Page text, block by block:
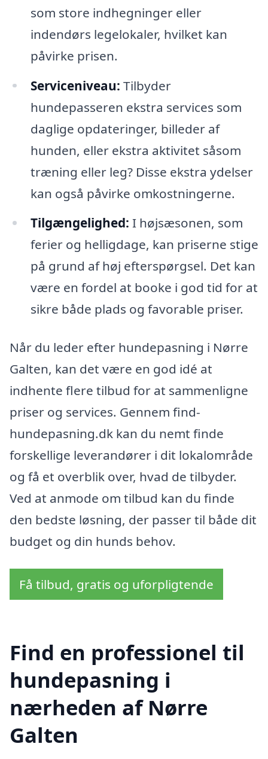
som store indhegninger eller
indendørs legelokaler, hvilket kan
påvirke prisen.
Serviceniveau: Tilbyder
hundepasseren ekstra services som
daglige opdateringer, billeder af
hunden, eller ekstra aktivitet såsom
træning eller leg? Disse ekstra ydelser
kan også påvirke omkostningerne.
Tilgængelighed: I højsæsonen, som
ferier og helligdage, kan priserne stige
på grund af høj efterspørgsel. Det kan
være en fordel at booke i god tid for at
sikre både plads og favorable priser.
Når du leder efter hundepasning i Nørre
Galten, kan det være en god idé at
indhente flere tilbud for at sammenligne
priser og services. Gennem find-
hundepasning.dk kan du nemt finde
forskellige leverandører i dit lokalområde
og få et overblik over, hvad de tilbyder.
Ved at anmode om tilbud kan du finde
den bedste løsning, der passer til både dit
budget og din hunds behov.
Få tilbud, gratis og uforpligtende
Find en professionel til
hundepasning i
nærheden af Nørre
Galten